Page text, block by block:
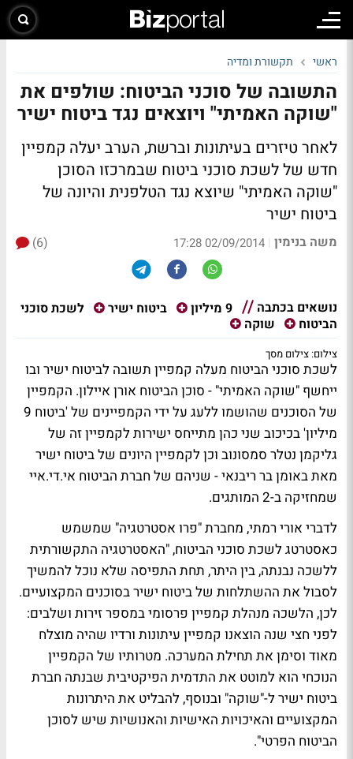
ראשי תקשורת ומדיה
התשובה של סוכני הביטוח: שולפים את
"שוקה האמיתי" ויוצאים נגד ביטוח ישיר
לאחר טיזרים בעיתונות וברשת, הערב יעלה קמפיין
חדש של לשכת סוכני ביטוח שבמרכזו הסוכן
"שוקה האמיתי" שיוצא נגד הטלפנית והיונה של
ביטוח ישיר
משה בנימין |
02/09/2014 17:28
(6)
נושאים בכתבה 9 מיליון ביטוח ישיר
לשכת סוכני
הביטוח
שוקה
צילום: צילום מסך
לשכת סוכני הביטוח מעלה קמפיין תשובה לביטוח ישיר ובו
ייחשף "שוקה האמיתי" - סוכן הביטוח אורן איילון. הקמפיין
של הסוכנים שהושמו ללעג על ידי הקמפיינים של 'ביטוח 9
מיליון' בכיכוב שני כהן מתייחס ישירות לקמפיין זה של
גליקמן נטלר סמסונוב וכן לקמפיין היונים של ביטוח ישיר
מאת באומן בר ריבנאי - שניהם של חברת הביטוח אי.די.איי
שמחזיקה ב-2 המותגים.
לדברי אורי רמתי, מחברת "פרו אסטרטגיה" שמשמש
כאסטרטג לשכת סוכני הביטוח, "האסטרטגיה התקשורתית
ללשכה נבנתה, בין היתר, תחת התפיסה שלא נוכל להמשיך
לסבול את ההשתלחות של ביטוח ישיר בסוכנים המקצועיים.
לכן, הלשכה מנהלת קמפיין פרסומי במספר זירות ושלבים:
לפני חצי שנה הוצאנו קמפיין עיתונות ורדיו שהיה מוצלח
מאוד וסימן את תחילת המערכה. מטרותיו של הקמפיין
הנוכחי הוא למוטט את התדמית הפיקטיבית שבנתה חברת
ביטוח ישיר ל-"שוקה" ובנוסף, להבליט את היתרונות
המקצועיים והאיכויות האישיות והאנושיות שיש לסוכן
הביטוח הפרטי".